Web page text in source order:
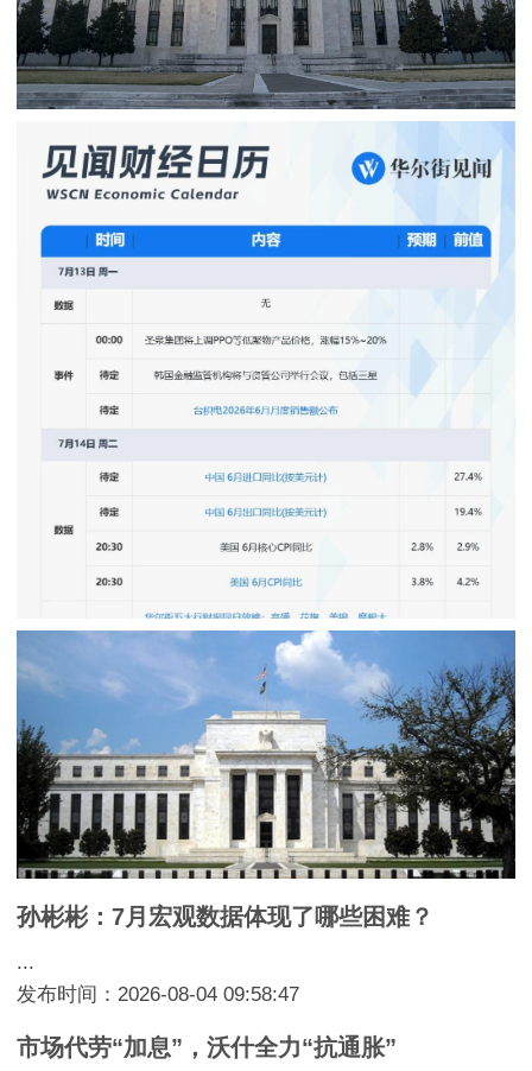
孙彬彬：7月宏观数据体现了哪些困难？
...
发布时间：2026-08-04 09:58:47
市场代劳“加息”，沃什全力“抗通胀”